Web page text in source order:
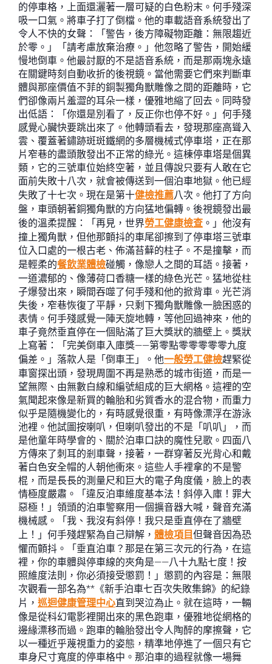
的停車格，上面還灑著一層可疑的白色粉末。何手殘深
吸一口氣。將車子打了倒檔。他的車載語音系統發出了
令人不快的女聲：「警告，後方障礙物距離：無限趨近
於零。」「請考慮放棄治療。」他忽略了警告，開始緩
慢地倒車。他最討厭的不是語音系統，而是那兩塊永遠
在關鍵時刻自動收折的後視鏡。當他需要它們來判斷車
體與那座價值不菲的銅製獨角獸雕像之間的距離時，它
們卻像兩片羞澀的耳朵一樣，優雅地縮了回去。同時發
出低語：「你還是別看了，反正你也停不好。」何手殘
感覺心臟快要跳出來了。他轉頭看去，發現那座高聳入
雲、覆蓋著鏽跡斑斑鐵網的多層機械式停車塔，正在那
片窄巷的盡頭散發出不正常的綠光。這棟停車塔是個異
類，它的三號車位始終空著，並且傳說只要有人敢在它
面前失敗十八次，就會被傳送到一個泊車地獄。他已經
失敗了十七次。現在是第十健檢推薦八次。他打了方向
盤，車頭朝著銅獨角獸的方向猛地偏轉。後視鏡發出最
後的溫柔提醒：「再見，世界勞工健康檢查 。」他沒有
撞上獨角獸，但他那顫抖的車尾卻擦到了停車塔三號車
位入口處的一根古老、佈滿苔蘚的柱子。不是撞擊，而
是輕柔的餐飲業體檢碰觸，像戀人之間的耳語。接著，
一道濃郁的、像薄荷口香糖一樣的綠色光芒。猛地從柱
子爆發出來，瞬間吞噬了何手殘和他的掀背車。光芒消
失後，窄巷恢復了平靜，只剩下獨角獸雕像一臉困惑的
表情。何手殘感覺一陣天旋地轉，等他回過神來，他的
車子竟然垂直停在一個貼滿了巨大獎狀的牆壁上。獎狀
上寫著：「完美倒車入庫獎——第零點零零零零零九度
偏差。」落款人是「倒車王」。他一般勞工健檢趕緊從
車窗探出頭，發現周圍不再是熟悉的城市街道，而是一
望無際、由無數白線和編號組成的巨大網格。這裡的空
氣聞起來像是新買的輪胎和劣質香水的混合物，而重力
似乎是隨機變化的，有時感覺很重，有時像漂浮在游泳
池裡。他試圖按喇叭，但喇叭發出的不是「叭叭」，而
是他童年時學會的、關於泊車口訣的魔性兒歌。四面八
方傳來了刺耳的剎車聲，接著，一群穿著反光背心和戴
著白色安全帽的人朝他衝來。這些人手裡拿的不是警
棍，而是長長的測量尺和巨大的電子角度儀，臉上的表
情極度嚴肅。「違反泊車維度基本法！斜停入庫！罪大
惡極！」領頭的泊車警察用一個擴音器大喊，聲音充滿
機械感。「我、我沒有斜停！我只是垂直停在了牆壁
上！」何手殘趕緊為自己辯解， 體檢項目但聲音因為恐
懼而顫抖。「垂直泊車？那是在第三次元的行為，在這
裡，你的車體與停車線的夾角是——八十九點七度！按
照維度法則，你必須接受懲罰！」懲罰的內容是：無限
次觀看一部名為**《新手泊車七百次失敗集錦》的紀錄
片， 巡迴健康管理中心直到哭泣為止。就在這時，一輛
像是從科幻電影裡開出來的黑色跑車，優雅地從網格的
邊緣漂移而過。跑車的輪胎發出令人陶醉的摩擦聲，它
以一種近乎蔑視重力的姿態，精準地停進了一個只有它
車身尺寸寬度的停車格中。那泊車的過程就像一場舞